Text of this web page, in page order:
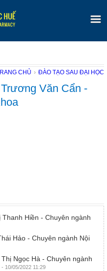
CHỦ › ĐÀO TẠO SAU ĐẠI HỌC
Văn Cẩn -
Hiền - Chuyên ngành
Hảo - Chuyên ngành Nội
Ngọc Hà - Chuyên ngành
- 10/05/2022 11:29